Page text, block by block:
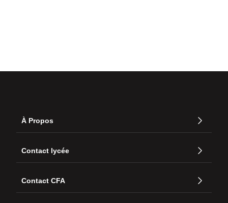
À Propos
Contact lycée
Contact CFA